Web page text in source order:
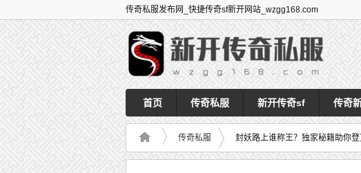
传奇私服发布网_快捷传奇sf新开网站_wzgg168.com
首页 传奇私服 新开传奇sf 传奇
传奇私服 封妖路上谁称王？独家秘籍助你登